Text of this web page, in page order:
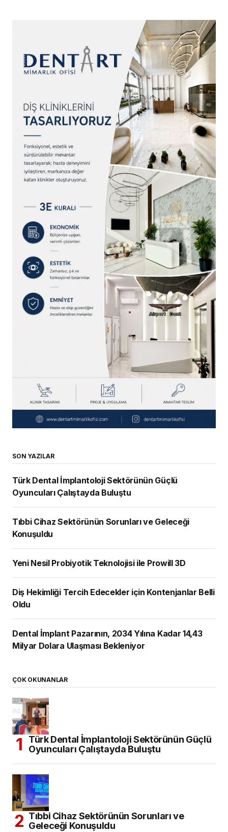
SON YAZILAR
Türk Dental İmplantoloji Sektörünün Güçlü
Oyuncuları Çalıştayda Buluştu
Tıbbi Cihaz Sektörünün Sorunları ve Geleceği
Konuşuldu
Yeni Nesil Probiyotik Teknolojisi ile Prowill 3D
Diş Hekimliği Tercih Edecekler için Kontenjanlar Belli
Oldu
Dental İmplant Pazarının, 2034 Yılına Kadar 14,43
Milyar Dolara Ulaşması Bekleniyor
ÇOK OKUNANLAR
Türk Dental İmplantoloji Sektörünün Güçlü
Oyuncuları Çalıştayda Buluştu
Tıbbi Cihaz Sektörünün Sorunları ve
Geleceği Konuşuldu